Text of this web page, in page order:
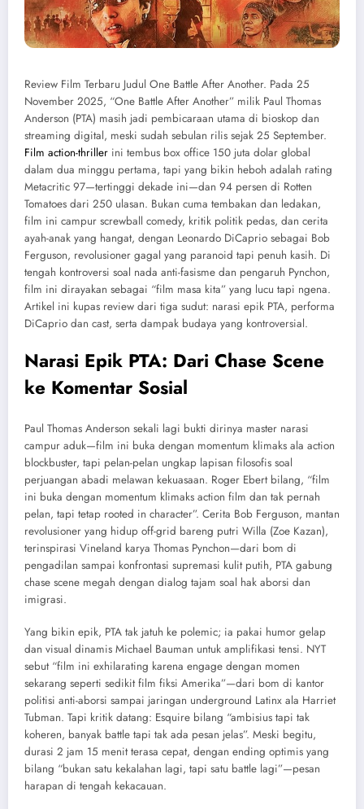
Review Film Terbaru Judul One Battle After Another. Pada 25
November 2025, “One Battle After Another” milik Paul Thomas
Anderson (PTA) masih jadi pembicaraan utama di bioskop dan
streaming digital, meski sudah sebulan rilis sejak 25 September.
Film action-thriller ini tembus box office 150 juta dolar global
dalam dua minggu pertama, tapi yang bikin heboh adalah rating
Metacritic 97—tertinggi dekade ini—dan 94 persen di Rotten
Tomatoes dari 250 ulasan. Bukan cuma tembakan dan ledakan,
film ini campur screwball comedy, kritik politik pedas, dan cerita
ayah-anak yang hangat, dengan Leonardo DiCaprio sebagai Bob
Ferguson, revolusioner gagal yang paranoid tapi penuh kasih. Di
tengah kontroversi soal nada anti-fasisme dan pengaruh Pynchon,
film ini dirayakan sebagai “film masa kita” yang lucu tapi ngena.
Artikel ini kupas review dari tiga sudut: narasi epik PTA, performa
DiCaprio dan cast, serta dampak budaya yang kontroversial.
Narasi Epik PTA: Dari Chase Scene
ke Komentar Sosial
Paul Thomas Anderson sekali lagi bukti dirinya master narasi
campur aduk—film ini buka dengan momentum klimaks ala action
blockbuster, tapi pelan-pelan ungkap lapisan filosofis soal
perjuangan abadi melawan kekuasaan. Roger Ebert bilang, “film
ini buka dengan momentum klimaks action film dan tak pernah
pelan, tapi tetap rooted in character”. Cerita Bob Ferguson, mantan
revolusioner yang hidup off-grid bareng putri Willa (Zoe Kazan),
terinspirasi Vineland karya Thomas Pynchon—dari bom di
pengadilan sampai konfrontasi supremasi kulit putih, PTA gabung
chase scene megah dengan dialog tajam soal hak aborsi dan
imigrasi.
Yang bikin epik, PTA tak jatuh ke polemic; ia pakai humor gelap
dan visual dinamis Michael Bauman untuk amplifikasi tensi. NYT
sebut “film ini exhilarating karena engage dengan momen
sekarang seperti sedikit film fiksi Amerika”—dari bom di kantor
politisi anti-aborsi sampai jaringan underground Latinx ala Harriet
Tubman. Tapi kritik datang: Esquire bilang “ambisius tapi tak
koheren, banyak battle tapi tak ada pesan jelas”. Meski begitu,
durasi 2 jam 15 menit terasa cepat, dengan ending optimis yang
bilang “bukan satu kekalahan lagi, tapi satu battle lagi”—pesan
harapan di tengah kekacauan.